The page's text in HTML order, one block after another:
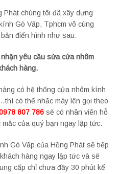
Phát chúng tôi đã xây dựng
Gò Vấp, Tphcm vô cùng
điển hình như sau:
yêu cầu sửa cửa nhôm
hàng.
có hệ thống cửa nhôm kính
có thể nhấc máy lên gọi theo
807 786 sẽ có nhân viên hỗ
của quý bạn ngay lập tức.
Gò Vấp của Hồng Phát sẽ tiếp
hàng ngay lập tức và sẽ
cấp chỉ chưa đầy 30 phút kể